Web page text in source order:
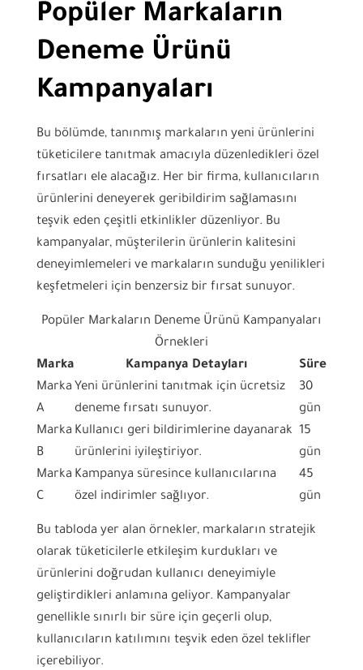
Popüler Markaların
Deneme Ürünü
Kampanyaları
Bu bölümde, tanınmış markaların yeni ürünlerini
tüketicilere tanıtmak amacıyla düzenledikleri özel
fırsatları ele alacağız. Her bir firma, kullanıcıların
ürünlerini deneyerek geribildirim sağlamasını
teşvik eden çeşitli etkinlikler düzenliyor. Bu
kampanyalar, müşterilerin ürünlerin kalitesini
deneyimlemeleri ve markaların sunduğu yenilikleri
keşfetmeleri için benzersiz bir fırsat sunuyor.
Popüler Markaların Deneme Ürünü Kampanyaları
Örnekleri
Marka
Kampanya Detayları
Süre
Marka
A
Yeni ürünlerini tanıtmak için ücretsiz
deneme fırsatı sunuyor.
30
gün
Marka
B
Kullanıcı geri bildirimlerine dayanarak
ürünlerini iyileştiriyor.
15
gün
Marka
C
Kampanya süresince kullanıcılarına
özel indirimler sağlıyor.
45
gün
Bu tabloda yer alan örnekler, markaların stratejik
olarak tüketicilerle etkileşim kurdukları ve
ürünlerini doğrudan kullanıcı deneyimiyle
geliştirdikleri anlamına geliyor. Kampanyalar
genellikle sınırlı bir süre için geçerli olup,
kullanıcıların katılımını teşvik eden özel teklifler
içerebiliyor.